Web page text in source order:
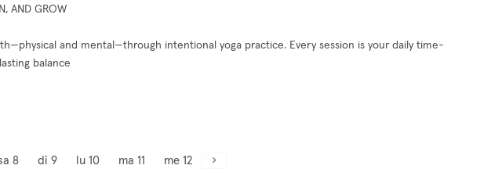
AND GROW
and mental—through intentional yoga practice. Every session is your daily time-
balance
8 di 9 lu 10 ma 11 me 12